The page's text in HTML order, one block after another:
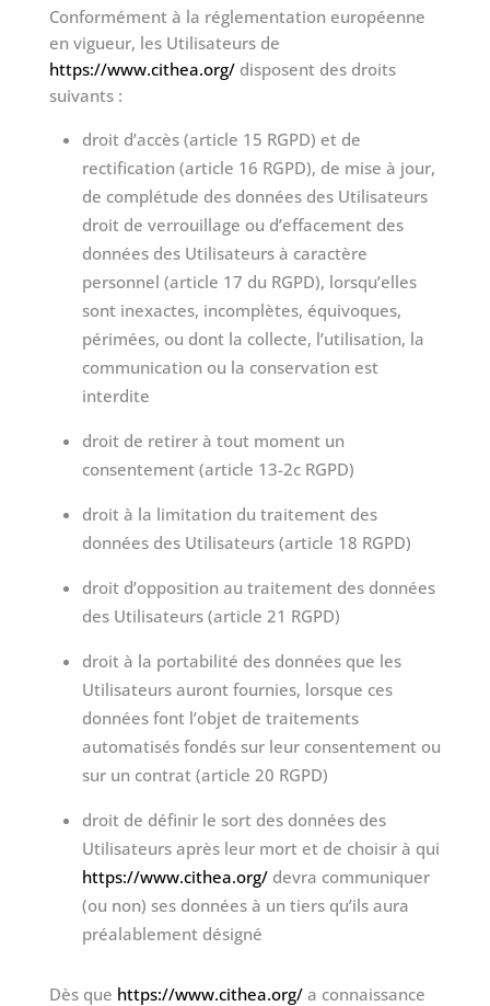
Conformément à la réglementation européenne
en vigueur, les Utilisateurs de
https://www.cithea.org/disposent des droits
suivants :
droit d’accès (article 15 RGPD) et de
rectification (article 16 RGPD), de mise à jour,
de complétude des données des Utilisateurs
droit de verrouillage ou d’effacement des
données des Utilisateurs à caractère
personnel (article 17 du RGPD), lorsqu’elles
sont inexactes, incomplètes, équivoques,
périmées, ou dont la collecte, l’utilisation, la
communication ou la conservation est
interdite
droit de retirer à tout moment un
consentement (article 13-2c RGPD)
droit à la limitation du traitement des
données des Utilisateurs (article 18 RGPD)
droit d’opposition au traitement des données
des Utilisateurs (article 21 RGPD)
droit à la portabilité des données que les
Utilisateurs auront fournies, lorsque ces
données font l’objet de traitements
automatisés fondés sur leur consentement ou
sur un contrat (article 20 RGPD)
droit de définir le sort des données des
Utilisateurs après leur mort et de choisir à qui
https://www.cithea.org/devra communiquer
(ou non) ses données à un tiers qu’ils aura
préalablement désigné
Dès que https://www.cithea.org/a connaissance